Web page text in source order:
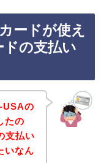
ードが使え
の支払い
USAの
たの
支払い
いなん